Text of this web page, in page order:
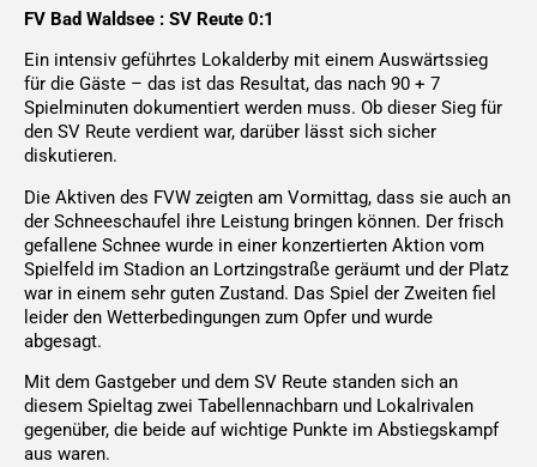
FV Bad Waldsee : SV Reute 0:1
Ein intensiv geführtes Lokalderby mit einem Auswärtssieg
für die Gäste – das ist das Resultat, das nach 90 + 7
Spielminuten dokumentiert werden muss. Ob dieser Sieg für
den SV Reute verdient war, darüber lässt sich sicher
diskutieren.
Die Aktiven des FVW zeigten am Vormittag, dass sie auch an
der Schneeschaufel ihre Leistung bringen können. Der frisch
gefallene Schnee wurde in einer konzertierten Aktion vom
Spielfeld im Stadion an Lortzingstraße geräumt und der Platz
war in einem sehr guten Zustand. Das Spiel der Zweiten fiel
leider den Wetterbedingungen zum Opfer und wurde
abgesagt.
Mit dem Gastgeber und dem SV Reute standen sich an
diesem Spieltag zwei Tabellennachbarn und Lokalrivalen
gegenüber, die beide auf wichtige Punkte im Abstiegskampf
aus waren.